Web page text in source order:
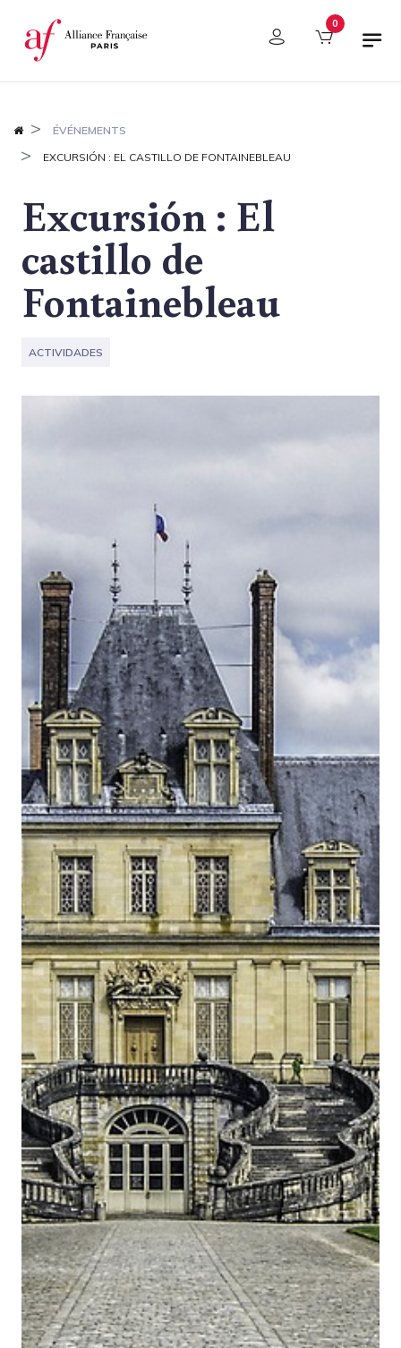
Panel de gestión de cookies 0
ÉVÉNEMENTS
EXCURSIÓN : EL CASTILLO DE FONTAINEBLEAU
Excursión : El
castillo de
Fontainebleau
ACTIVIDADES